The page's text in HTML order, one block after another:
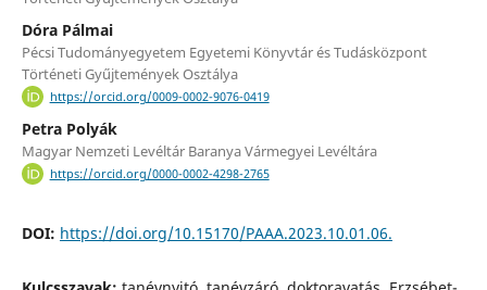
Dóra Pálmai
Pécsi Tudományegyetem Egyetemi Könyvtár és Tudásközpont
Történeti Gyűjtemények Osztálya
https://orcid.org/0009-0002-9076-0419
Petra Polyák
Magyar Nemzeti Levéltár Baranya Vármegyei Levéltára
https://orcid.org/0000-0002-4298-2765
DOI: https://doi.org/10.15170/PAAA.2023.10.01.06.